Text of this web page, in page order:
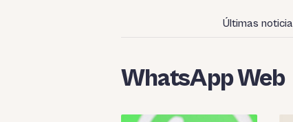
Últimas
WhatsApp Web